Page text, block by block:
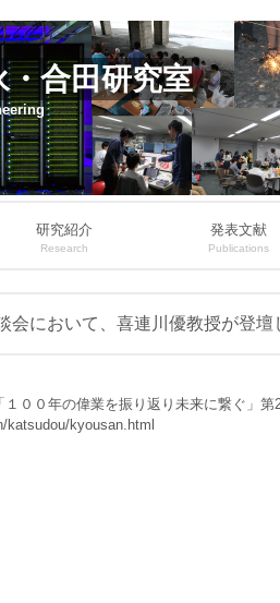
・合田研究室
研究紹介
Research
発表文献
Publications
会において、喜連川優教授が登壇
００年の偉業を振り返り未来に繋ぐ」
katsudou/kyousan.html